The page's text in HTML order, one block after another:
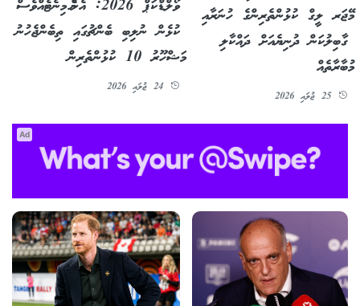
މޭޖަރ ލީގް ކުޅުންތެރިންގެ ހުނަރާއި
ގާބިލުކަން ދުނިޔެއަށް ދައްކާލި
މުބާރާތެއް
25 ޖުލައި 2026
ވޯލްޑްކަޕް 2026: އެންމެ މިނެޓެއްވެސް
ކުޅެން ނުލިބި ބެންޗުގައި ތިބެންޖެހުނު
މަޝްހޫރު 10 ކުޅުންތެރިން
24 ޖުލައި 2026
Ad